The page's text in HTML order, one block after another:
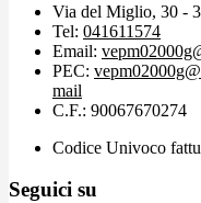
Via del Miglio, 30 -
Tel: 041611574
Email:
PEC:
mail
C.F.: 90067670274
Codice Univoco
Seguici su